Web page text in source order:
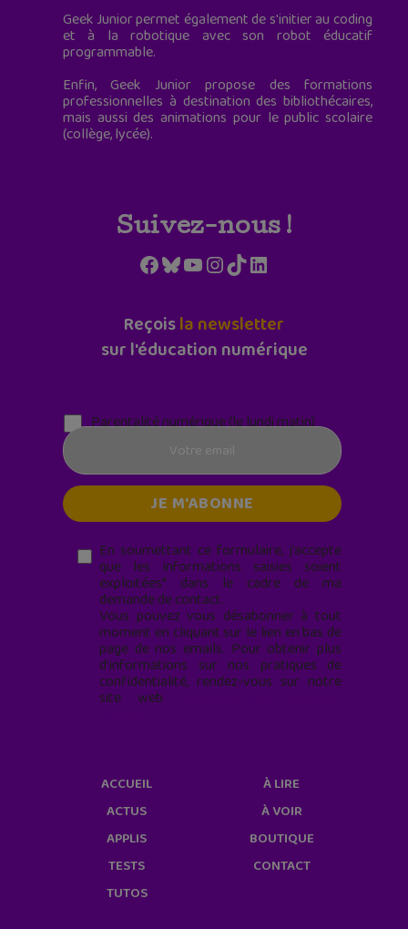
Geek Junior permet également de s'initier au coding
et à la robotique avec son robot éducatif
programmable.
Enfin, Geek Junior propose des formations
professionnelles à destination des bibliothécaires,
mais aussi des animations pour le public scolaire
(collège, lycée).
Suivez-nous !
Facebook
Bluesky
YouTube
Instagram
TikTokLinkedIn
Reçoisla newsletter
sur l'éducation numérique
Parentalité numérique (le lundi matin)
En soumettant ce formulaire, j’accepte
que les informations saisies soient
exploitées* dans le cadre de ma
demande de contact.
Vous pouvez vous désabonner à tout
moment en cliquant sur le lien en bas de
page de nos emails. Pour obtenir plus
d'informations sur nos pratiques de
confidentialité, rendez-vous sur notre
site web
ACCUEIL
ACTUS
APPLIS
TESTS
TUTOS
À LIRE
À VOIR
BOUTIQUE
CONTACT